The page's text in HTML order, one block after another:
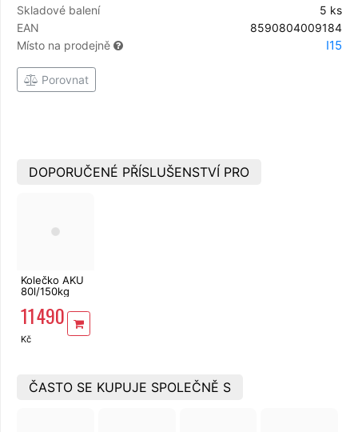
Skladové balení
5 ks
EAN
8590804009184
Místo na prodejně
I15
Porovnat
DOPORUČENÉ PŘÍSLUŠENSTVÍ PRO
Kolečko AKU
80l/150kg
Extol
8891590
11 490
Kč
ČASTO SE KUPUJE SPOLEČNĚ S